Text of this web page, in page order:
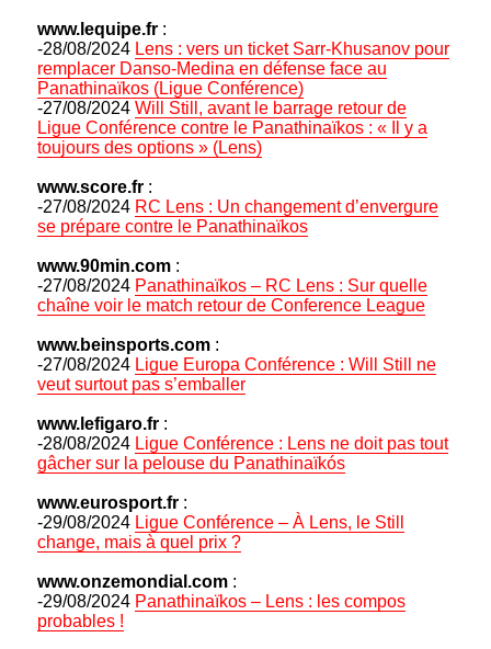
www.lequipe.fr :
-28/08/2024 Lens : vers un ticket Sarr-Khusanov pour
remplacer Danso-Medina en défense face au
Panathinaïkos (Ligue Conférence)
-27/08/2024Will Still, avant le barrage retour de
Ligue Conférence contre le Panathinaïkos : « Il y a
toujours des options » (Lens)
www.score.fr :
-27/08/2024 RC Lens : Un changement d’envergure
se prépare contre le Panathinaïkos
www.90min.com :
-27/08/2024 Panathinaïkos – RC Lens : Sur quelle
chaîne voir le match retour de Conference League
www.beinsports.com :
-27/08/2024 Ligue Europa Conférence : Will Still ne
veut surtout pas s’emballer
www.lefigaro.fr :
-28/08/2024 Ligue Conférence : Lens ne doit pas tout
gâcher sur la pelouse du Panathinaïkós
www.eurosport.fr :
-29/08/2024 Ligue Conférence – À Lens, le Still
change, mais à quel prix ?
www.onzemondial.com :
-29/08/2024 Panathinaïkos – Lens : les compos
probables !